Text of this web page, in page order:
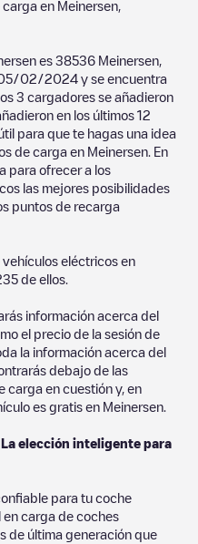
carga en Meinersen
es 38536 Meinersen,
02/2024 y se encuentra
3 cargadores se añadieron
en los últimos 12
para que te hagas una idea
de carga en Meinersen . En
para ofrecer a los
las mejores posibilidades
puntos de recarga
eléctricos en
de ellos.
información acerca del
el precio de la sesión de
la información acerca del
debajo de las
carga en cuestión y, en
es gratis en Meinersen
elección inteligente para
para tu coche
en carga de coches
de última generación que